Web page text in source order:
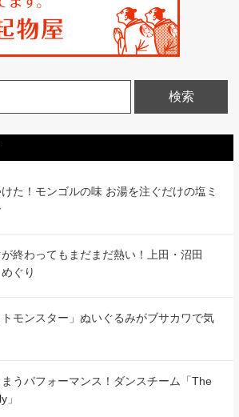
た！モンゴルの味 お湯を注ぐだけの塩ミ
終わってもまだまだ熱い！上田・沼田
ぐり
トモンスター」ぬいぐるみがブサカワで気
まうパフォーマンス！ダンスチーム「The